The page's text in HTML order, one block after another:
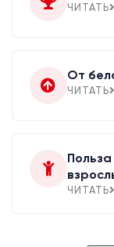
ЧИТАТЬ
От
ЧИТАТЬ
ЧИТАТЬ